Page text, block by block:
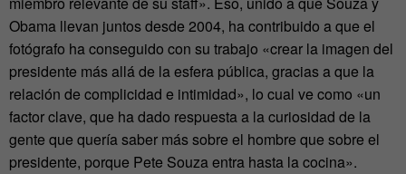
Obama llevan juntos desde 2004, ha contribuido a que el
fotógrafo ha conseguido con su trabajo «crear la imagen del
presidente más allá de la esfera pública, gracias a que la
relación de complicidad e intimidad», lo cual ve como «un
factor clave, que ha dado respuesta a la curiosidad de la
gente que quería saber más sobre el hombre que sobre el
presidente, porque Pete Souza entra hasta la cocina».